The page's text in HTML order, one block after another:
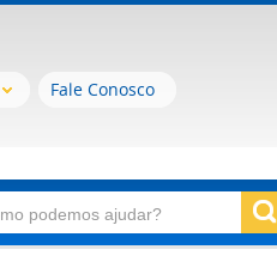
Fale Conosco